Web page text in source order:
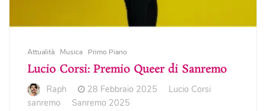
Attualità Musica Primo Piano
Lucio Corsi: Premio Queer di Sanremo
Raph 28 Febbraio 2025
Lucio Corsi
sanremo
Sanremo 2025